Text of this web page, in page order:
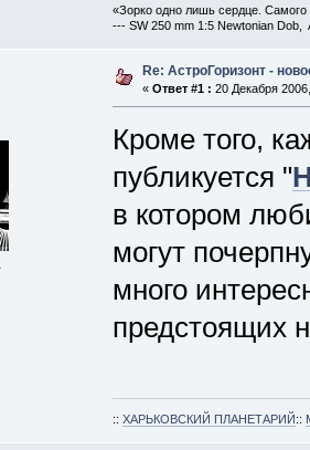
«Зорко одно лишь сердце.
--- SW 250 mm 1:5 Newtonian
Re: АстроГоризонт -
« Ответ #1 : 20 Декабря
Кроме того,
публикуется "
в котором
могут
много
предстоящих
:: ХАРЬКОВСКИЙ ПЛАНЕТАРИЙ::